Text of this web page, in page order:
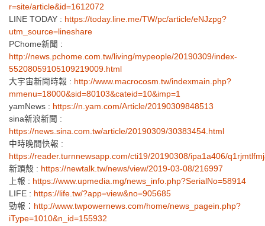
r=site/article&id=1612072
LINE TODAY : https://today.line.me/TW/pc/article/eNJzpg?
utm_source=lineshare
PChome新聞 :
http://news.pchome.com.tw/living/mypeople/20190309/index-
55208059105109219009.html
大宇宙新聞時報 : http://www.macrocosm.tw/indexmain.php?
mmenu=18000&sid=80103&cateid=10&imp=1
yamNews : https://n.yam.com/Article/20190309848513
sina新浪新聞 :
https://news.sina.com.tw/article/20190309/30383454.html
中時晚間快報 :
https://reader.turnnewsapp.com/cti19/20190308/ipa1a406/
新頭殼 : https://newtalk.tw/news/view/2019-03-08/216997
上報 : https://www.upmedia.mg/news_info.php?SerialNo=58914
LIFE : https://life.tw/?app=view&no=905685
勁報： http://www.twpowernews.com/home/news_pagein.php?
iType=1010&n_id=155932